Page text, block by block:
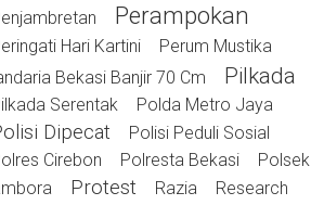
Perampokan
Hari Kartini
Perum Mustika
Bekasi Banjir 70 Cm
Pilkada
Serentak Polda Metro Jaya
Dipecat
Polisi Peduli Sosial
Cirebon
Polresta Bekasi
Polsek
Protest Razia Research